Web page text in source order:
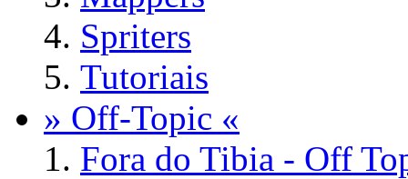
Spriters
Tutoriais
» Off-Topic «
Fora do Tibia - Off